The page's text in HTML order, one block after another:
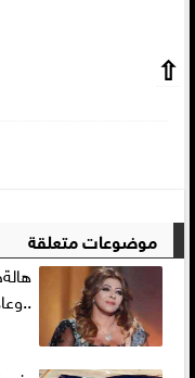
⇧
موضوعات متعلقة